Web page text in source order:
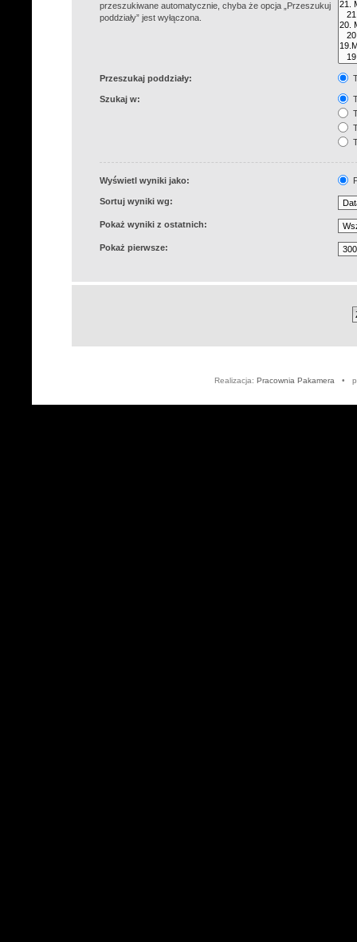
przeszukiwane automatycznie, chyba że opcja „Przeszukuj
poddziały” jest wyłączona.
Przeszukaj poddziały:
Szukaj w:
Wyświetl wyniki jako:
Sortuj wyniki wg:
Pokaż wyniki z ostatnich:
Pokaż pierwsze:
Realizacja: Pracownia Pakamera •